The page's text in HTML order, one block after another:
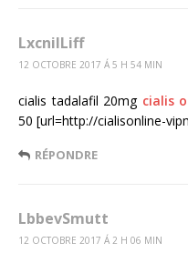
LxcnilLiff
12 OCTOBRE 2017 Á 5 H 54 MIN
cialis tadalafil 20mg cialis
50 [url=http://cialisonline-
RÉPONDRE
LbbevSmutt
12 OCTOBRE 2017 Á 2 H 06 MIN